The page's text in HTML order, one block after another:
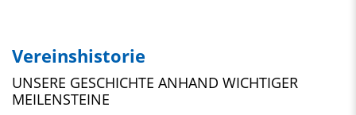
Vereinshistorie
UNSERE GESCHICHTE ANHAND WICHTIGER
MEILENSTEINE